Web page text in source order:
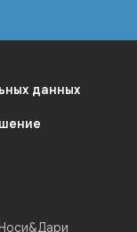
данных